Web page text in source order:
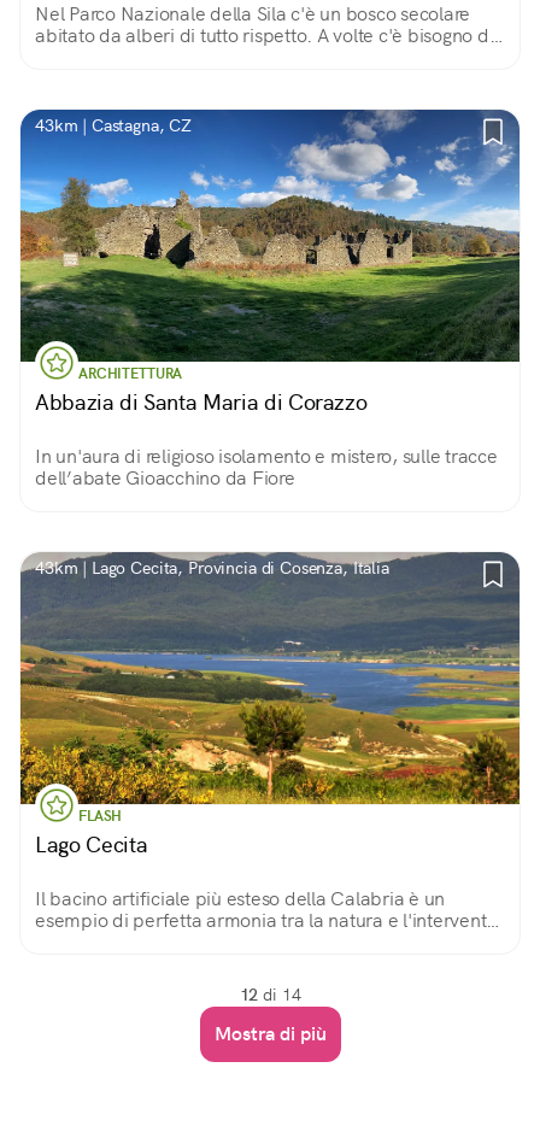
Nel Parco Nazionale della Sila c'è un bosco secolare
abitato da alberi di tutto rispetto. A volte c'è bisogno di
43km | Castagna, CZ
ARCHITETTURA
Abbazia di Santa Maria di Corazzo
In un'aura di religioso isolamento e mistero, sulle tracce
dell’abate Gioacchino da Fiore
43km | Lago Cecita, Provincia di Cosenza, Italia
FLASH
Lago Cecita
Il bacino artificiale più esteso della Calabria è un
esempio di perfetta armonia tra la natura e l'intervento
12 di 14
Mostra di più